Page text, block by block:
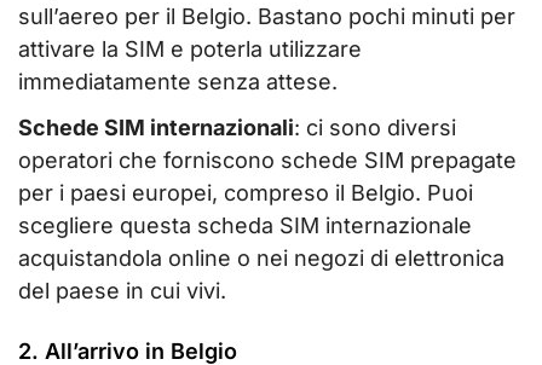
sull’aereo per il Belgio. Bastano pochi minuti per
attivare la SIM e poterla utilizzare
immediatamente senza attese.
Schede SIM internazionali: ci sono diversi
operatori che forniscono schede SIM prepagate
per i paesi europei, compreso il Belgio. Puoi
scegliere questa scheda SIM internazionale
acquistandola online o nei negozi di elettronica
del paese in cui vivi.
2. All’arrivo in Belgio